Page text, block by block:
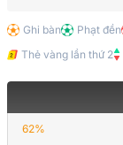
62%
Ghi bàn Phạt đền
Thẻ vàng lần thứ 2